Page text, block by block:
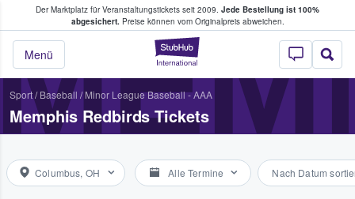
Der Marktplatz für Veranstaltungstickets seit 2009. Jede Bestellung ist 100%
abgesichert.Preise können vom Originalpreis abweichen.
StubHub - Wo
Menü
Tickets kaufen & verkaufen
Sport/ Baseball / Minor League Baseball - AAA
Memphis Redbirds Tickets
Columbus, OH Alle Termine Nach Datum